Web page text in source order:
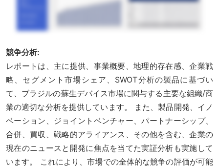
競争分析:
レポートは、主に提供、事業概要、地理的存在感、企業戦
略、セグメント市場シェア、SWOT分析の製品に基づい
て、ブラジルの蘇生デバイス市場に関与する主要な組織/商
業の適切な分析を提供しています。 また、製品開発、イノ
ベーション、ジョイントベンチャー、パートナーシップ、
合併、買収、戦略的アライアンス、その他を含む、企業の
現在のニュースと開発に焦点を当てた実証分析も実施して
います。 これにより、市場での全体的な競争の評価が可能